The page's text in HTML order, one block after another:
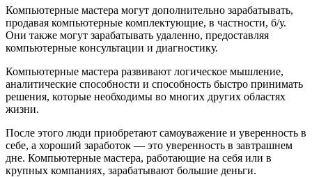
Компьютерные мастера могут дополнительно зарабатывать,
продавая компьютерные комплектующие, в частности, б/у.
Они также могут зарабатывать удаленно, предоставляя
компьютерные консультации и диагностику.
Компьютерные мастера развивают логическое мышление,
аналитические способности и способность быстро принимать
решения, которые необходимы во многих других областях
жизни.
После этого люди приобретают самоуважение и уверенность в
себе, а хороший заработок — это уверенность в завтрашнем
дне. Компьютерные мастера, работающие на себя или в
крупных компаниях, зарабатывают большие деньги.